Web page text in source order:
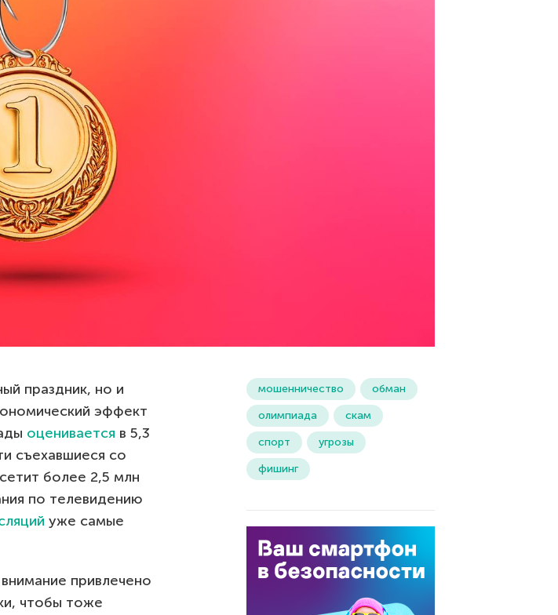
праздник, но и
эффект
оценивается в 5,3
съехавшиеся со
более 2,5 млн
по телевидению
уже самые
привлечено
чтобы тоже
мошенничество
обман
олимпиада
скам
спорт
угрозы
фишинг